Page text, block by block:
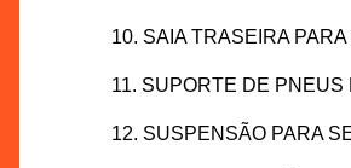
10. SAIA TRASEIRA
11. SUPORTE DE
12. SUSPENSÃO PARA